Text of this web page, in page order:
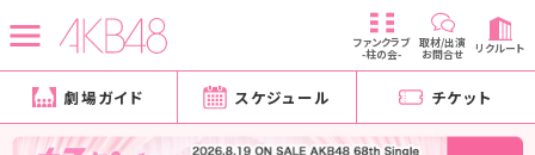
ファンクラブ
-柱の会-
取材/出演
お問合せ リクルート
劇場ガイド スケジュール チケット